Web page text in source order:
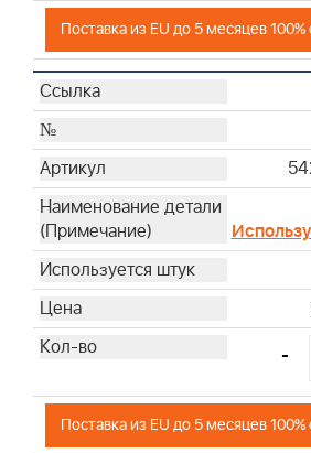
Поставка из EU до 5 месяцев
-
Поставка из EU до 5 месяцев